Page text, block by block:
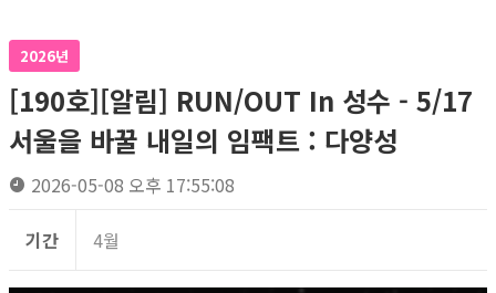
2026년
[190호][알림] RUN/OUT In 성수 - 5/17
서울을 바꿀 내일의 임팩트 : 다양성
2026-05-08 오후 17:55:08
기간 4월